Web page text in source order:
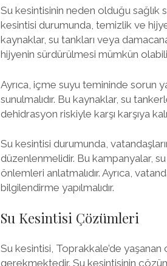
Su kesintisinin neden olduğu sağlık
kesintisi durumunda, temizlik ve
kaynaklar, su tankları veya
hijyenin sürdürülmesi mümkün
Ayrıca, içme suyu temininde sorun
sunulmalıdır. Bu kaynaklar, su
dehidrasyon riskiyle karşı karşıya
Su kesintisi durumunda,
düzenlenmelidir. Bu kampanyalar, su
önlemleri anlatmalıdır. Ayrıca,
bilgilendirme yapılmalıdır.
Su Kesintisi Çözümleri
Su kesintisi, Toprakkale’de
gerekmektedir. Su kesintisinin